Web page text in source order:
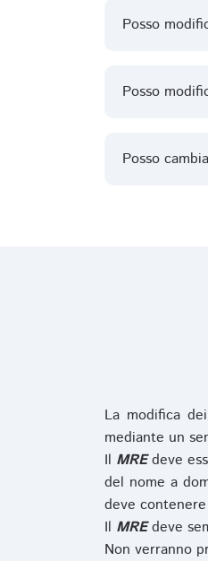
Posso
Posso
Posso
La modifica dei
mediante un
Il MREdeve
del nome a
deve
Il MREdeve
Non verranno